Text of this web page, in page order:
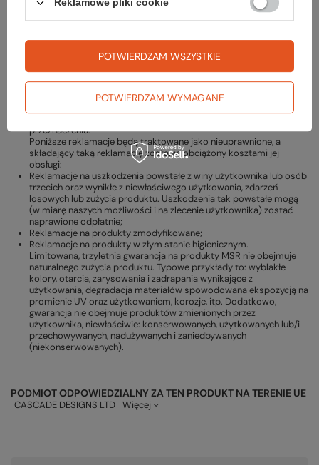
Gwarancja
3 LATA GWARANCJI MSR
Właściciel markiMSRfirma Cascade Design, udziela na swoje
wyroby 3 letniej gwarancji. Uszkodzenia wynikłe z wad materiałów
lub niewłaściwego wykonawstwa będą naprawione, a w przypadku
braku możliwości naprawy produkt zostanie wymieniony na nowy
przeznaczeniu.
Poniższe reklamacje będą traktowane jako nieuprawnione, a
składający taką reklamację zostanie obciążony kosztami jej
obsługi:
Reklamacje na uszkodzenia powstałe z winy użytkownika lub osób
trzecich oraz wynikłe z niewłaściwego użytkowania, zdarzeń
losowych lub zużycia produktu. Uszkodzenia tak powstałe mogą
(w miarę naszych możliwości i na zlecenie użytkownika) zostać
naprawione odpłatnie;
Reklamacje na produkty zmodyfikowane;
Reklamacje na produkty w złym stanie higienicznym.
Limitowana, trzyletnia gwarancja na produkty MSR nie obejmuje
naturalnego zużycia produktu. Typowe przykłady to: wyblakłe
kolory, otarcia, zarysowania i zadrapania wynikające z
użytkowania, degradacja materiałów spowodowana ekspozycją na
promienie UV oraz użytkowaniem, korozje, itp. Dodatkowo,
gwarancja nie obejmuje produktów zmienionych przez
użytkownika, niewłaściwie: konserwowanych, użytkowanych lub/i
przechowywanych, nadużywanych i zaniedbywanych
(niekonserwowanych).
PODMIOT ODPOWIEDZIALNY ZA TEN PRODUKT NA TERENIE UE
CASCADE DESIGNS LTD Więcej
POTWIERDZAM WYMAGANE
POTWIERDZAM WSZYSTKIE